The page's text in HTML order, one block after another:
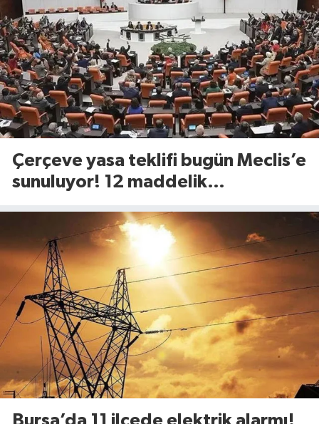
Çerçeve yasa teklifi bugün Meclis’e
sunuluyor! 12 maddelik